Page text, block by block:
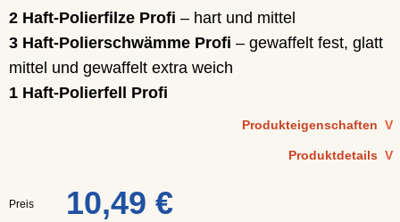
2 Haft-Polierfilze Profi – hart und mittel
3 Haft-Polierschwämme Profi – gewaffelt fest, glatt
mittel und gewaffelt extra weich
1 Haft-Polierfell Profi
Produkteigenschaften V
Produktdetails V
Preis 10,49 €